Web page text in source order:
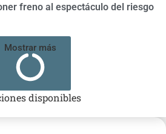
freno al espectáculo del riesgo
Mostrar más
disponibles